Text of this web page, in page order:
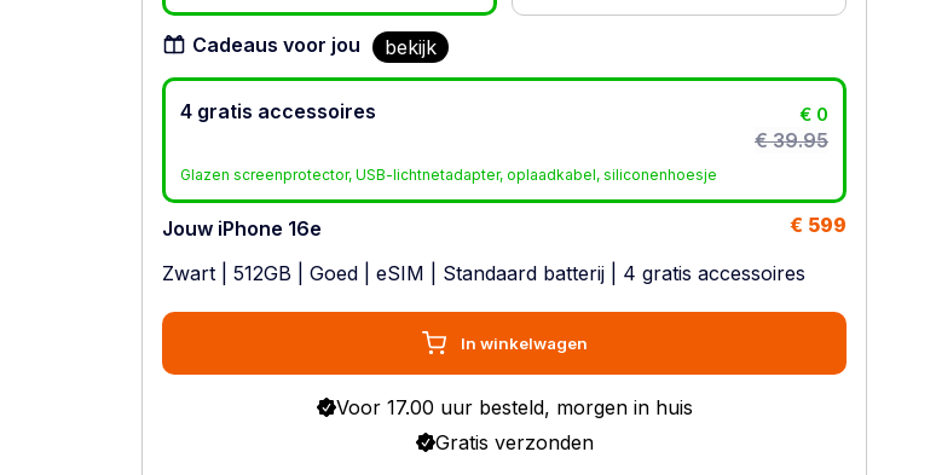
Cadeaus voor jou bekijk
4 gratis accessoires € 0
€ 39.95
Glazen screenprotector, USB-lichtnetadapter, oplaadkabel, siliconenhoesje
Jouw iPhone 16e
€ 599
Zwart
512GB Goed eSIM Standaard batterij | 4 gratis accessoires
In winkelwagen
Voor 17.00 uur besteld, morgen in huis
Gratis verzonden